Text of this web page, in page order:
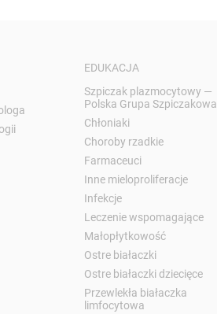
EDUKACJA
Szpiczak plazmocytowy —
Polska Grupa Szpiczakowa
Chłoniaki
Choroby rzadkie
Farmaceuci
Inne mieloproliferacje
Infekcje
Leczenie wspomagające
Małopłytkowość
Ostre białaczki
Ostre białaczki dziecięce
Przewlekła białaczka
limfocytowa